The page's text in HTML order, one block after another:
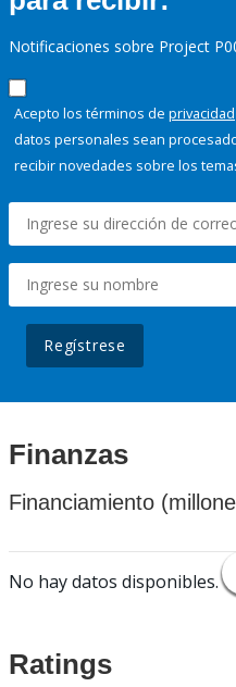
Notificaciones sobre Project
Acepto los términos de privacidad
datos personales sean
recibir novedades sobre los
Regístrese
Finanzas
Financiamiento
No hay datos disponibles.
Ratings